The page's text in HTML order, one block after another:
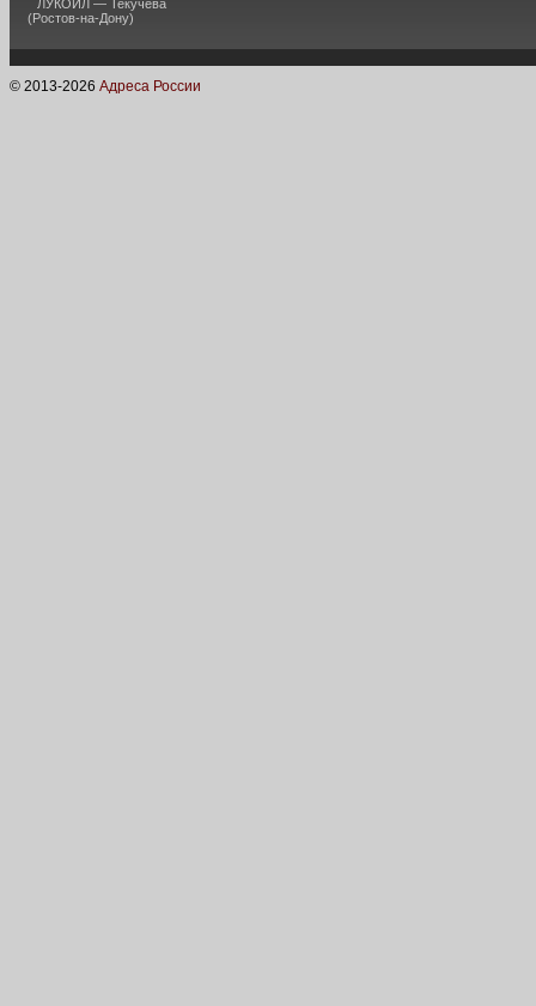
ЛУКОЙЛ — Текучева
(Ростов-на-Дону)
© 2013-2026 Адреса России